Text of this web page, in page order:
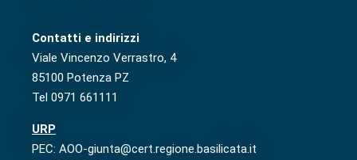
Contatti e indirizzi
Viale Vincenzo Verrastro, 4
85100 Potenza PZ
Tel 0971 661111
URP
PEC: AOO-giunta@cert.regione.basilicata.it